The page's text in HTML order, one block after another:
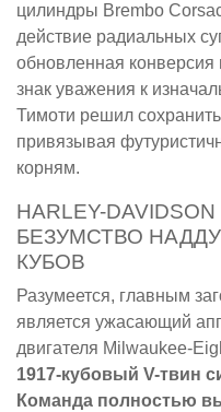
цилиндры Brembo
действие радиальных
обновленная конверсия
знак уважения к
Тимоти решил
привязывая
корням.
HARLEY-
БЕЗУМСТВО
КУБОВ
Разумеется, главным
является ужасающий
двигателя Milwaukee-
1917-кубовый V-твин
Команда полностью